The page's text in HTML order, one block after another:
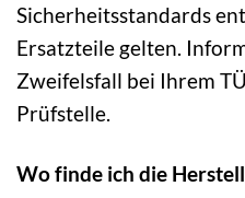
Sicherheitsstandards
Ersatzteile gelten.
Zweifelsfall bei Ihrem
Prüfstelle.
Wo finde ich die